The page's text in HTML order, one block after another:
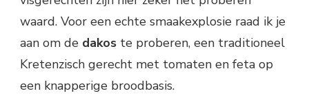
waard. Voor een echte smaakexplosie raad ik je
aan om de dakos te proberen, een traditioneel
Kretenzisch gerecht met tomaten en feta op
een knapperige broodbasis.